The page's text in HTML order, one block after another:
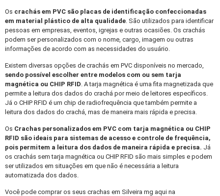
Os crachás em PVC são placas de identificação confeccionadas
em material plástico de alta qualidade. São utilizados para identificar
pessoas em empresas, eventos, igrejas e outras ocasiões. Os crachás
podem ser personalizados com o nome, cargo, imagem ou outras
informações de acordo com as necessidades do usuário.
Existem diversas opções de crachás em PVC disponíveis no mercado,
sendo possível escolher entre modelos com ou sem tarja
magnética ou CHIP RFID. A tarja magnética é uma fita magnetizada que
permite a leitura dos dados do crachá por meio de leitores específicos.
Já o CHIP RFID é um chip de radiofrequência que também permite a
leitura dos dados do crachá, mas de maneira mais rápida e precisa.
Os Crachas personalizados em PVC com tarja magnética ou CHIP
RFID são ideais para sistemas de acesso e controle de frequência,
pois permitem a leitura dos dados de maneira rápida e precisa. Já
os crachás sem tarja magnética ou CHIP RFID são mais simples e podem
ser utilizados em situações em que não é necessária a leitura
automatizada dos dados.
Você pode comprar os seus crachas em Silveira mg aqui na